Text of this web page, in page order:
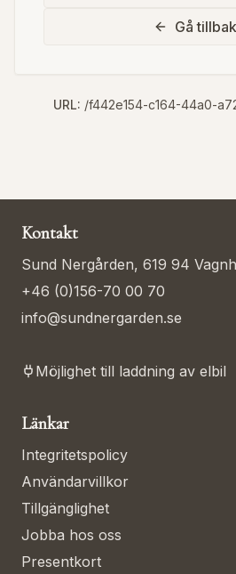
Gå
URL: /f442e154-c164-44a0-
Kontakt
Sund Nergården, 619 94
+46 (0)156-70 00 70
info@sundnergarden.se
Möjlighet till laddning av elbil
Länkar
Integritetspolicy
Användarvillkor
Tillgänglighet
Jobba hos oss
Presentkort